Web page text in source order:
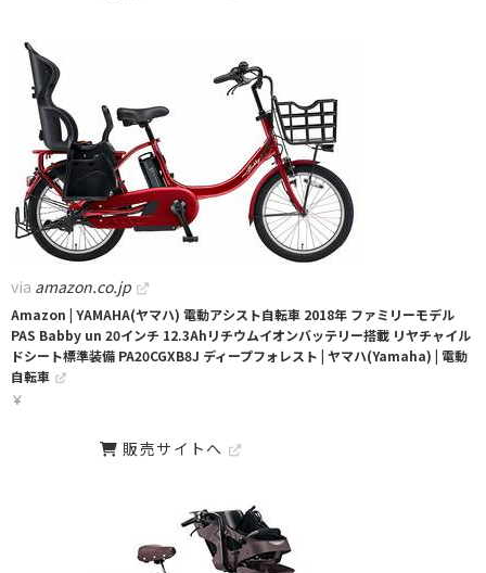
via amazon.co.jp
Amazon | YAMAHA(ヤマハ) 電動アシスト自転車 2018年 ファミリーモデル
PAS Babby un 20インチ 12.3Ahリチウムイオンバッテリー搭載 リヤチャイル
ドシート標準装備 PA20CGXB8J ディープフォレスト | ヤマハ(Yamaha) | 電動
自転車
￥
販売サイトへ